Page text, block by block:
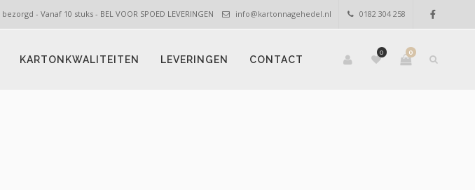
- Vanaf 10 stuks - BEL VOOR SPOED LEVERINGEN info@kartonnagehedel.nl 0182 304 258
0
0
KARTONKWALITEITEN LEVERINGEN CONTACT